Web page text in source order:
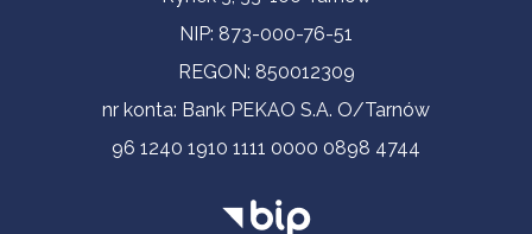
NIP: 873-000-76-51
REGON: 850012309
nr konta: Bank PEKAO S.A. O/Tarnów
96 1240 1910 1111 0000 0898 4744